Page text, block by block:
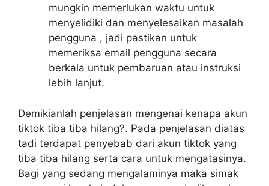
mungkin memerlukan waktu untuk
menyelidiki dan menyelesaikan masalah
pengguna , jadi pastikan untuk
memeriksa email pengguna secara
berkala untuk pembaruan atau instruksi
lebih lanjut.
Demikianlah penjelasan mengenai kenapa akun
tiktok tiba tiba hilang?. Pada penjelasan diatas
tadi terdapat penyebab dari akun tiktok yang
tiba tiba hilang serta cara untuk mengatasinya.
Bagi yang sedang mengalaminya maka simak